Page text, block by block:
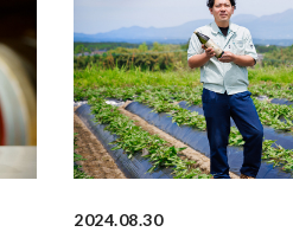
2024.08.30